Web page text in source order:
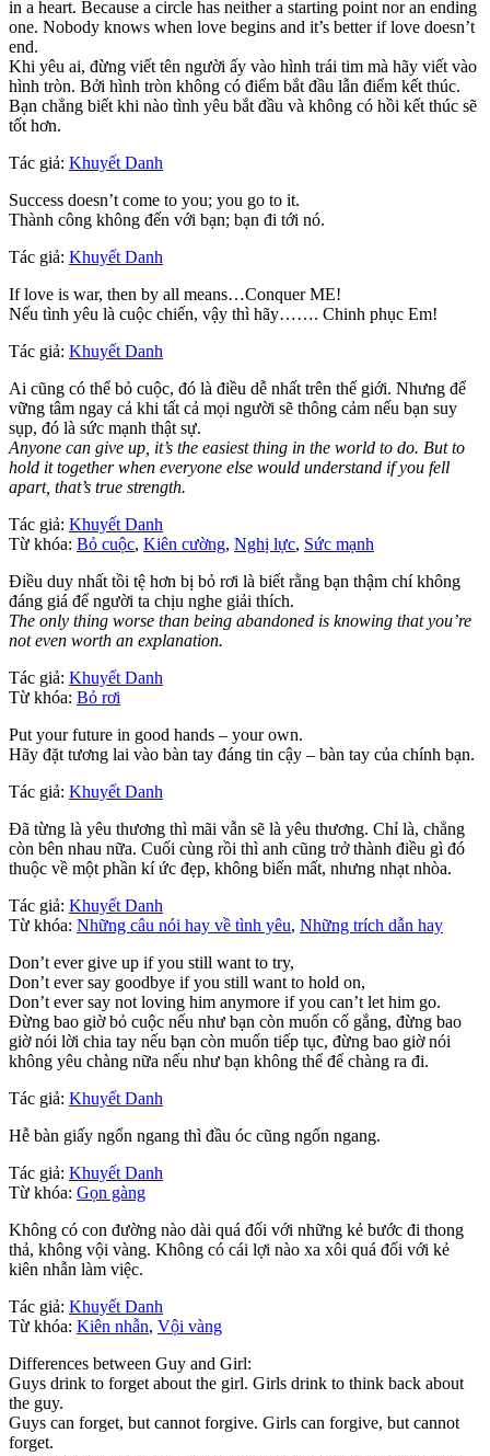
in a heart. Because a circle has neither a starting point nor an ending
one. Nobody knows when love begins and it’s better if love doesn’t
end.
Khi yêu ai, đừng viết tên người ấy vào hình trái tim mà hãy viết vào
hình tròn. Bởi hình tròn không có điểm bắt đầu lẫn điểm kết thúc.
Bạn chẳng biết khi nào tình yêu bắt đầu và không có hồi kết thúc sẽ
tốt hơn.
Tác giả: Khuyết Danh
Success doesn’t come to you; you go to it.
Thành công không đến với bạn; bạn đi tới nó.
Tác giả: Khuyết Danh
If love is war, then by all means…Conquer ME!
Nếu tình yêu là cuộc chiến, vậy thì hãy……. Chinh phục Em!
Tác giả: Khuyết Danh
Ai cũng có thể bỏ cuộc, đó là điều dễ nhất trên thế giới. Nhưng để
vững tâm ngay cả khi tất cả mọi người sẽ thông cảm nếu bạn suy
sụp, đó là sức mạnh thật sự.
Anyone can give up, it’s the easiest thing in the world to do. But to
hold it together when everyone else would understand if you fell
apart, that’s true strength.
Tác giả: Khuyết Danh
Từ khóa: Bỏ cuộc, Kiên cường, Nghị lực, Sức mạnh
Điều duy nhất tồi tệ hơn bị bỏ rơi là biết rằng bạn thậm chí không
đáng giá để người ta chịu nghe giải thích.
The only thing worse than being abandoned is knowing that you’re
not even worth an explanation.
Tác giả: Khuyết Danh
Từ khóa: Bỏ rơi
Put your future in good hands – your own.
Hãy đặt tương lai vào bàn tay đáng tin cậy – bàn tay của chính bạn.
Tác giả: Khuyết Danh
Đã từng là yêu thương thì mãi vẫn sẽ là yêu thương. Chỉ là, chẳng
còn bên nhau nữa. Cuối cùng rồi thì anh cũng trở thành điều gì đó
thuộc về một phần kí ức đẹp, không biến mất, nhưng nhạt nhòa.
Tác giả: Khuyết Danh
Từ khóa: Những câu nói hay về tình yêu, Những trích dẫn hay
Don’t ever give up if you still want to try,
Don’t ever say goodbye if you still want to hold on,
Don’t ever say not loving him anymore if you can’t let him go.
Đừng bao giờ bỏ cuộc nếu như bạn còn muốn cố gắng, đừng bao
giờ nói lời chia tay nếu bạn còn muốn tiếp tục, đừng bao giờ nói
không yêu chàng nữa nếu như bạn không thể để chàng ra đi.
Tác giả: Khuyết Danh
Hễ bàn giấy ngổn ngang thì đầu óc cũng ngổn ngang.
Tác giả: Khuyết Danh
Từ khóa: Gọn gàng
Không có con đường nào dài quá đối với những kẻ bước đi thong
thả, không vội vàng. Không có cái lợi nào xa xôi quá đối với kẻ
kiên nhẫn làm việc.
Tác giả: Khuyết Danh
Từ khóa: Kiên nhẫn, Vội vàng
Differences between Guy and Girl:
Guys drink to forget about the girl. Girls drink to think back about
the guy.
Guys can forget, but cannot forgive. Girls can forgive, but cannot
forget.